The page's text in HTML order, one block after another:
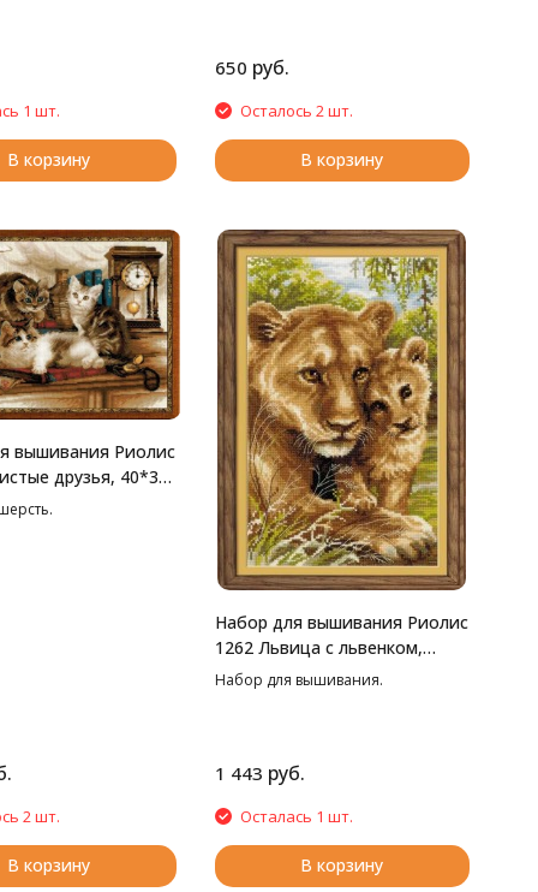
1 шт.
В корзину
650 руб.
Осталось 2 шт.
В корзину
вышивания Риолис
друзья, 40*30
2 шт.
В корзину
Набор для вышивания Риолис
1262 Львица с львенком,
22*38 см
Набор для вышивания.
1 443 руб.
Осталась 1 шт.
В корзину